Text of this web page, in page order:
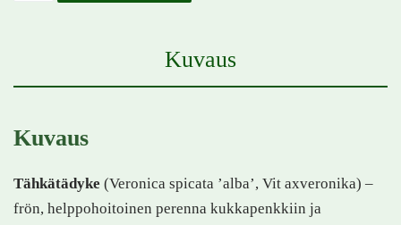
Kuvaus
Kuvaus
Tähkätädyke (Veronica spicata ’alba’, Vit axveronika) –
frön, helppohoitoinen perenna kukkapenkkiin ja